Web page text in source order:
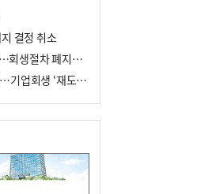
결정 취소
홈플, 2000억 원 자금 마련…회생절차 폐지에 즉시항고(종합)
홈플러스, 법원에 즉시항고…기업회생 ‘재도전’